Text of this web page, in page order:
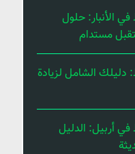
الأنبار: حلول
مستدام
دليلك الشامل لزيادة
في أربيل: الدليل